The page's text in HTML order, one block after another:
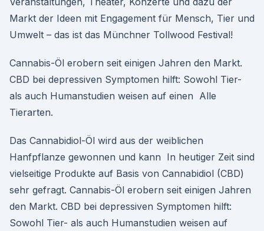
Markt der Ideen mit Engagement für Mensch, Tier und
Umwelt – das ist das Münchner Tollwood Festival!
Cannabis-Öl erobern seit einigen Jahren den Markt.
CBD bei depressiven Symptomen hilft: Sowohl Tier-
als auch Humanstudien weisen auf einen Alle
Tierarten.
Das Cannabidiol-Öl wird aus der weiblichen
Hanfpflanze gewonnen und kann In heutiger Zeit sind
vielseitige Produkte auf Basis von Cannabidiol (CBD)
sehr gefragt. Cannabis-Öl erobern seit einigen Jahren
den Markt. CBD bei depressiven Symptomen hilft:
Sowohl Tier- als auch Humanstudien weisen auf